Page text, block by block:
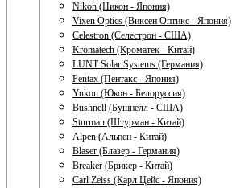
Nikon (Никон - Япония)
Vixen Optics (Виксен Оптикс - Япония)
Celestron (Селестрон - США)
Kromatech (Кроматек - Китай)
LUNT Solar Systems (Германия)
Pentax (Пентакс - Япония)
Yukon (Юкон - Белоруссия)
Bushnell (Бушнелл - США)
Sturman (Штурман - Китай)
Alpen (Альпен - Китай)
Blaser (Блазер - Германия)
Breaker (Брикер - Китай)
Carl Zeiss (Карл Цейс - Япония)